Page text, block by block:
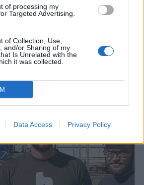
of processing my
Targeted Advertising.
of Collection, Use,
and/or Sharing of my
Is Unrelated with the
it was collected.
Data Access Privacy Policy
i Brekeriets tävling
hembryggartävling och framför allt...